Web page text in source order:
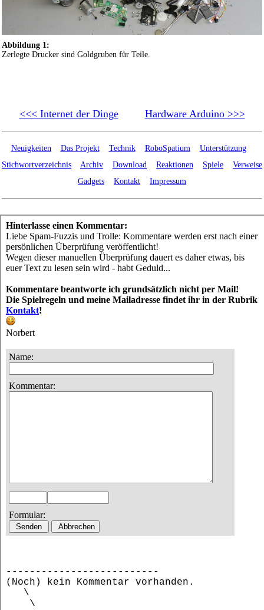
Abbildung 1:
Zerlegte Drucker sind Goldgruben für Teile.
<<< Internet der Dinge Hardware Arduino >>>
Neuigkeiten Das Projekt Technik RoboSpatium
Unterstützung
Stichwortverzeichnis
Archiv Download Reaktionen Spiele
Verweise
Gadgets
Kontakt Impressum